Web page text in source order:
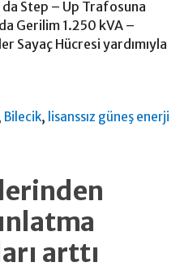
da Step – Up Trafosuna
Gerilim 1.250 kVA –
Sayaç Hücresi yardımıyla
Bilecik, lisanssız güneş enerji
arttı